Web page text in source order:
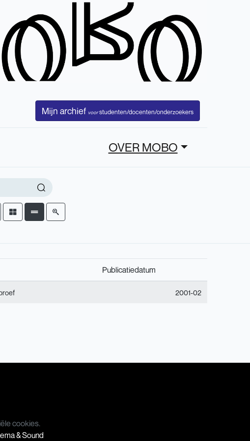
Mijn archief voorstudenten/docenten/onderzoekers
OVER MOBO
Publicatiedatum
2001-02
cookies.
& Sound